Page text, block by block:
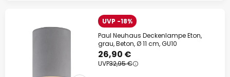
UVP -18%
Paul Neuhaus Deckenlampe Eton,
grau, Beton, Ø 11 cm, GU10
26,90 €
UVP32,95 €